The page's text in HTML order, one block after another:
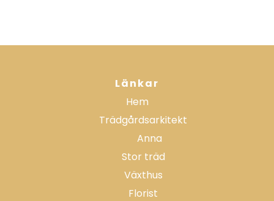
Länkar
Hem
Trädgårdsarkitekt
Anna
Stor träd
Växthus
Florist